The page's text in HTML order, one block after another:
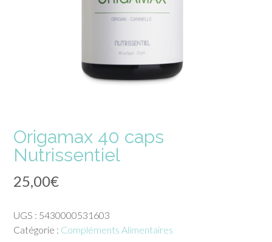
Origamax 40 caps
Nutrissentiel
25,00€
UGS : 5430000531603
Catégorie : Compléments Alimentaires